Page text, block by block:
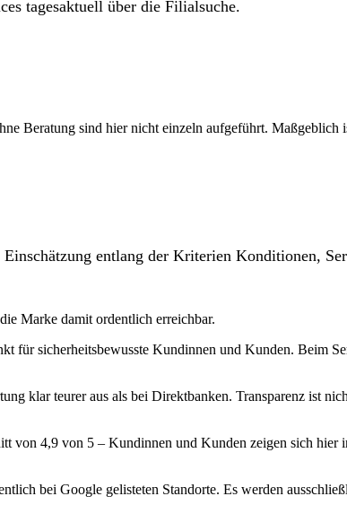
tagesaktuell über die Filialsuche.
Beratung sind hier nicht einzeln aufgeführt. Maßgeblich
entlang der Kriterien Konditionen,
Marke damit ordentlich erreichbar.
für sicherheitsbewusste Kundinnen und Kunden. Beim
klar teurer aus als bei Direktbanken. Transparenz ist
von 4,9 von 5 – Kundinnen und Kunden zeigen sich hier
bei Google gelisteten Standorte. Es werden